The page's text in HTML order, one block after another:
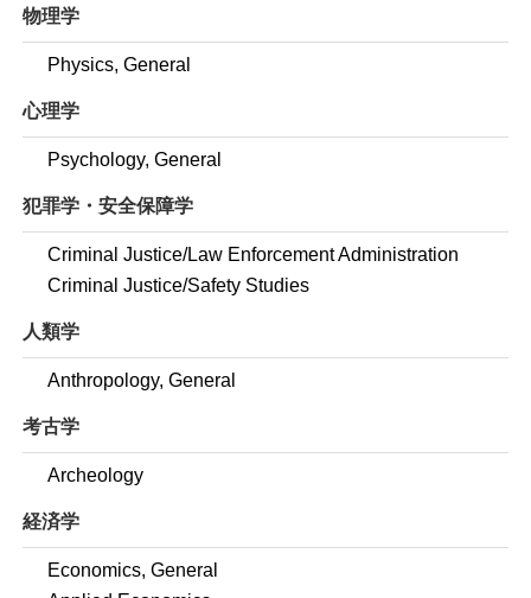
物理学
Physics, General
心理学
Psychology, General
犯罪学・安全保障学
Criminal Justice/Law Enforcement Administration
Criminal Justice/Safety Studies
人類学
Anthropology, General
考古学
Archeology
経済学
Economics, General